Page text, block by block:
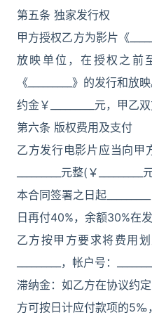
第五条 独家发行权
甲方授权乙方为影片《
放映单位，在授权之前
《_________》的发行和
约金￥_________元，甲乙
第六条 版权费用及支付
乙方发行电影片应当向甲
_________元整(￥_________
本合同签署之日起
日再付40%，余额30%在
乙方按甲方要求将费用
_________，帐户号：
滞纳金：如乙方在协议约
方可按日计应付款项的5‰